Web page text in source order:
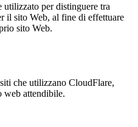
utilizzato per distinguere tra
il sito Web, al fine di effettuare
sito Web.
che utilizzano CloudFlare,
web attendibile.